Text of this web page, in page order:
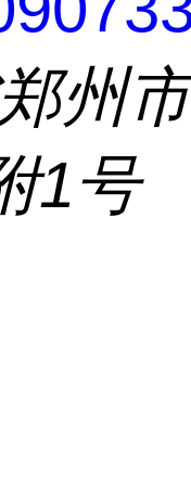
州
1号